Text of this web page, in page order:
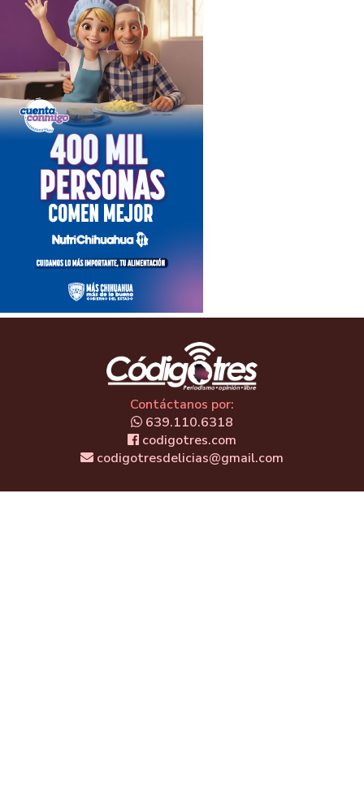
Contáctanos por:
639.110.6318
codigotres.com
codigotresdelicias@gmail.com